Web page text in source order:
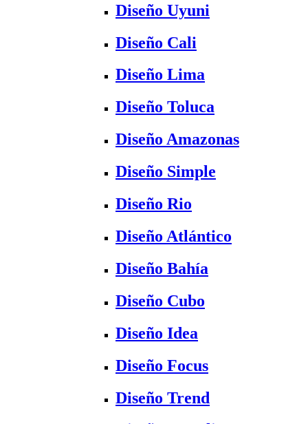
Diseño Uyuni
Diseño Cali
Diseño Lima
Diseño Toluca
Diseño Amazonas
Diseño Simple
Diseño Rio
Diseño Atlántico
Diseño Bahía
Diseño Cubo
Diseño Idea
Diseño Focus
Diseño Trend